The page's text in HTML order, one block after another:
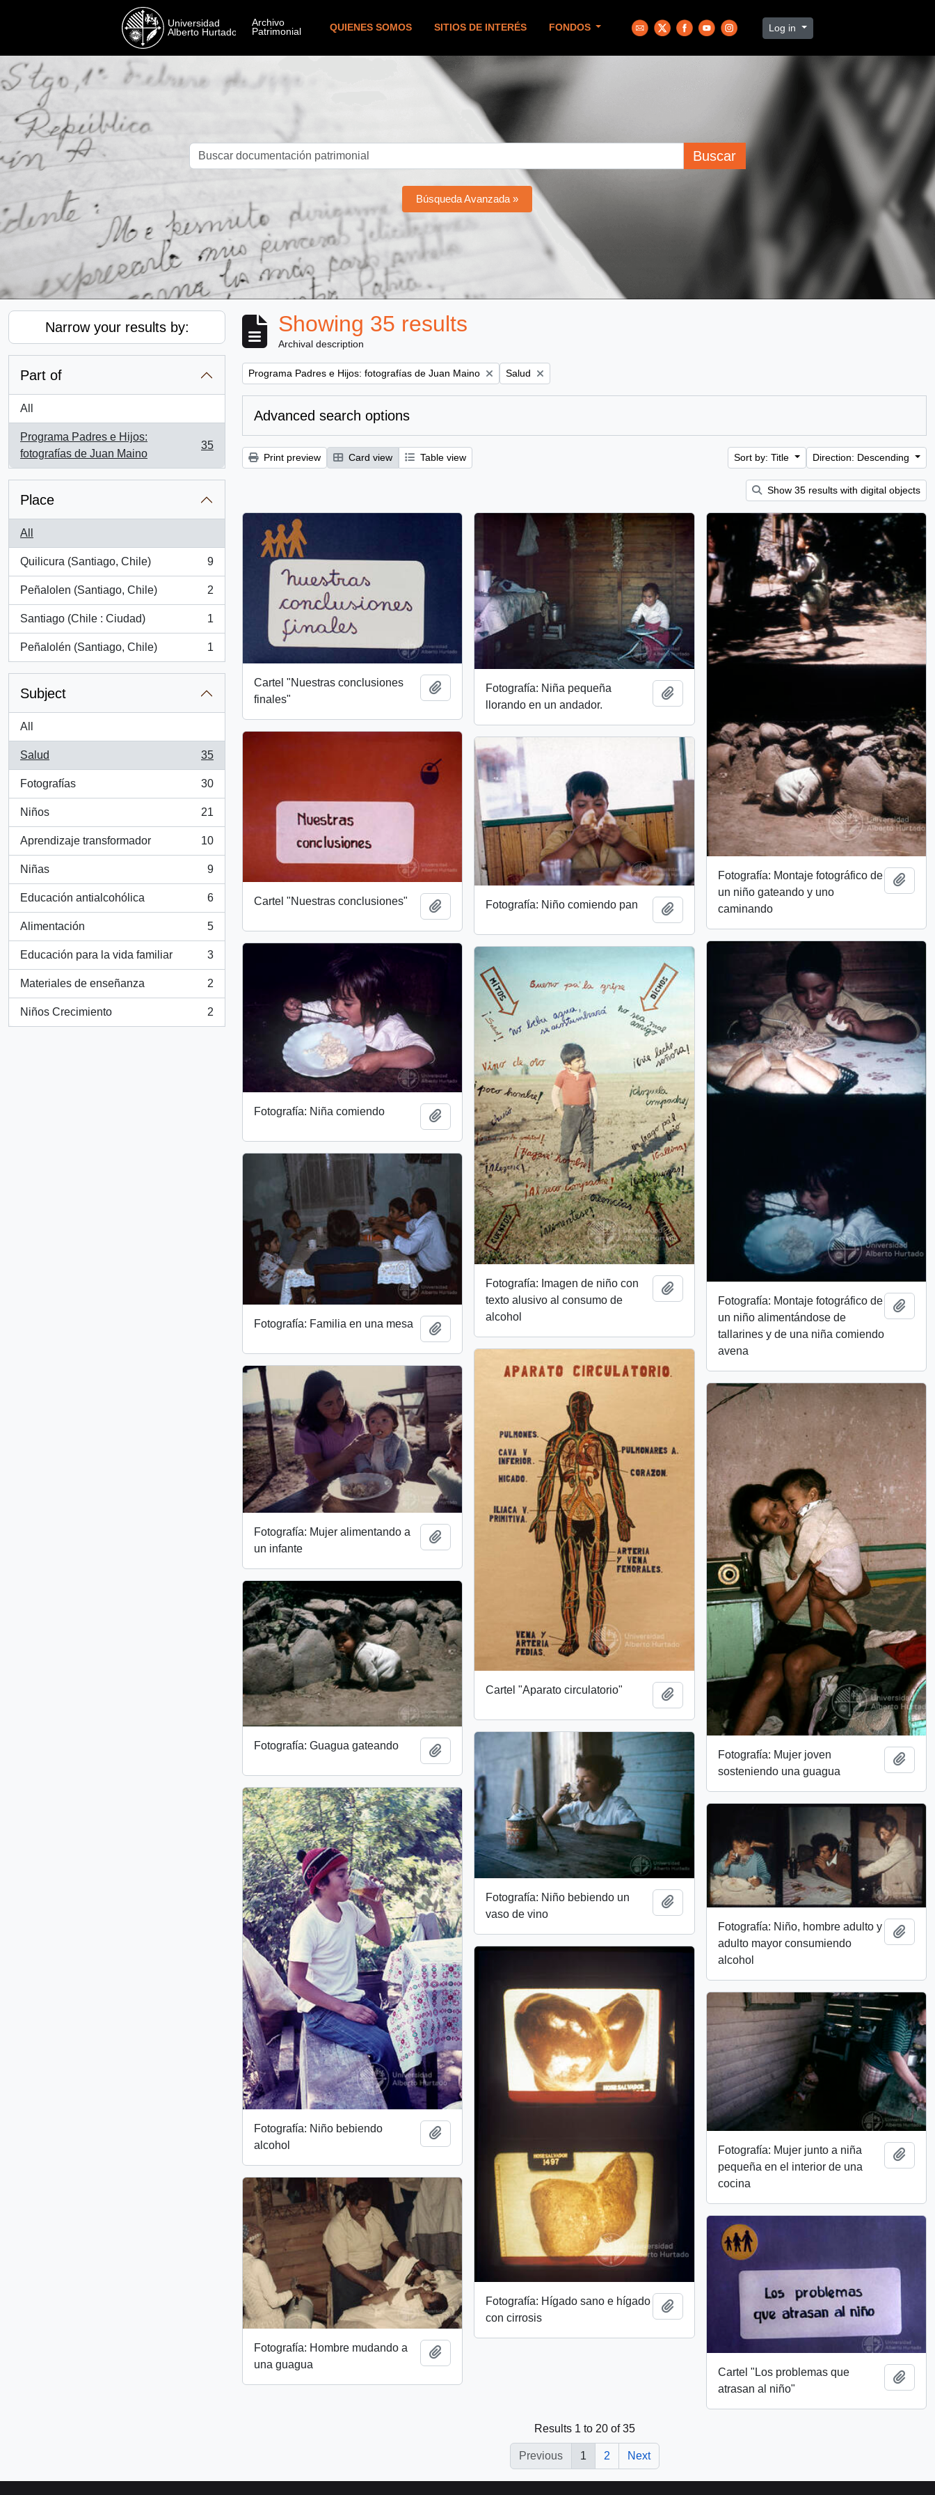
QUIENES SOMOS SITIOS DE INTERÉS FONDOS Log in
Buscar
Búsqueda Avanzada »
Narrow your results by:
Part of
All
Programa Padres e Hijos:
fotografías de Juan Maino
, 35 results
35
Place
All
Quilicura (Santiago, Chile)
, 9 results
9
Peñalolen (Santiago, Chile)
, 2 results
2
Santiago (Chile : Ciudad)
, 1 results
1
Peñalolén (Santiago, Chile)
, 1 results
1
Subject
All
Salud
, 35 results
35
Fotografías
, 30 results
30
Niños
, 21 results
21
Aprendizaje transformador
, 10 results
10
Niñas
, 9 results
9
Educación antialcohólica
, 6 results
6
Alimentación
, 5 results
5
Educación para la vida familiar
, 3 results
3
Materiales de enseñanza
, 2 results
2
Niños Crecimiento
, 2 results
2
Showing 35 results
Archival description
Remove filter:
Programa Padres e Hijos: fotografías de Juan Maino Remove filter:
Salud
Advanced search options
Print preview Card view Table view Sort by: Title Direction: Descending
Show 35 results with digital objects
Cartel "Nuestras conclusiones
finales"
Add to clipboardFotografía: Niña pequeña
llorando en un andador.
Add to clipboard
Fotografía: Montaje fotográfico de
un niño gateando y uno
caminando
Add
Cartel "Nuestras conclusiones"
Add to clipboardFotografía: Niño comiendo pan Add to clipboard
Fotografía: Montaje fotográfico de
un niño alimentándose de
tallarines y de una niña comiendo
avena
Add
Fotografía: Niña comiendo Add to clipboard
Fotografía: Imagen de niño con
texto alusivo al consumo de
alcohol
Add to clipboard
Fotografía: Familia en una mesa
Cartel "Aparato circulatorio" Add to clipboard
Fotografía: Mujer alimentando a
un infante
Fotografía: Mujer joven
sosteniendo una guagua
Add
Fotografía: Guagua gateando
Fotografía: Niño bebiendo un
vaso de vino
Add to clipboard
Fotografía: Niño bebiendo
alcohol
Fotografía: Niño, hombre adulto y
adulto mayor consumiendo
alcohol
Add
Fotografía: Hígado sano e hígado
con cirrosis
Add to clipboard
Fotografía: Mujer junto a niña
pequeña en el interior de una
cocina
Add
Fotografía: Hombre mudando a
una guagua
Cartel "Los problemas que
atrasan al niño"
Add
Results 1 to 20 of 35
Previous 1 2 Next